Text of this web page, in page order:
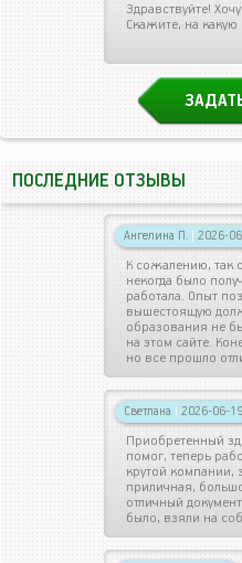
Здравствуйте!
Скажите, на какую
ПОСЛЕДНИЕ ОТЗЫВЫ
Ангелина П. | 2026-
К сожалению, так
некогда было
работала. Опыт
вышестоящую
образования не
на этом сайте.
но все прошло
Светлана | 2026-06-19
Приобретенный
помог, теперь
крутой компании,
приличная,
отличный
было, взяли на